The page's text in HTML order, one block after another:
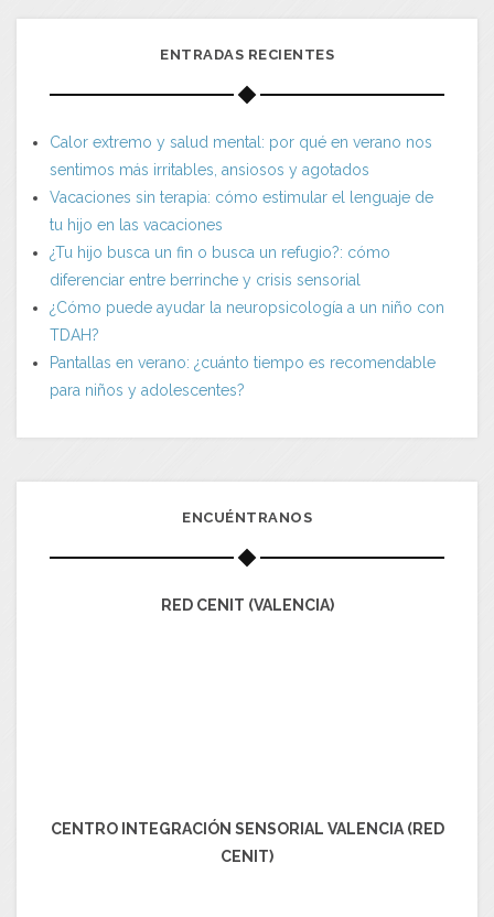
ENTRADAS RECIENTES
Calor extremo y salud mental: por qué en verano nos
sentimos más irritables, ansiosos y agotados
Vacaciones sin terapia: cómo estimular el lenguaje de
tu hijo en las vacaciones
¿Tu hijo busca un fin o busca un refugio?: cómo
diferenciar entre berrinche y crisis sensorial
¿Cómo puede ayudar la neuropsicología a un niño con
TDAH?
Pantallas en verano: ¿cuánto tiempo es recomendable
para niños y adolescentes?
ENCUÉNTRANOS
RED CENIT (VALENCIA)
CENTRO INTEGRACIÓN SENSORIAL VALENCIA (RED
CENIT)